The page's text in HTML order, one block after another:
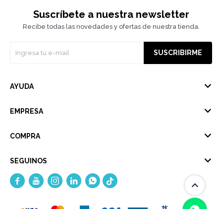
Suscríbete a nuestra newsletter
Recibe todas las novedades y ofertas de nuestra tienda.
SUSCRIBIRME
AYUDA
EMPRESA
COMPRA
SEGUINOS
    